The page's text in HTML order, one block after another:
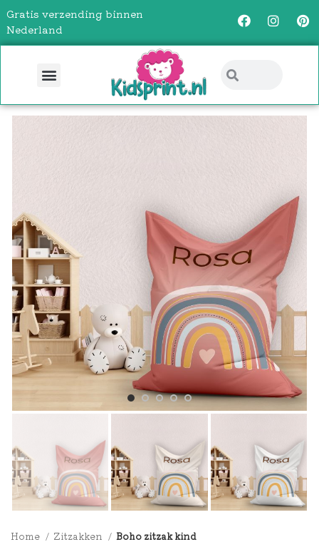
Gratis verzending binnen
Nederland
Home Zitzakken Boho zitzak kind